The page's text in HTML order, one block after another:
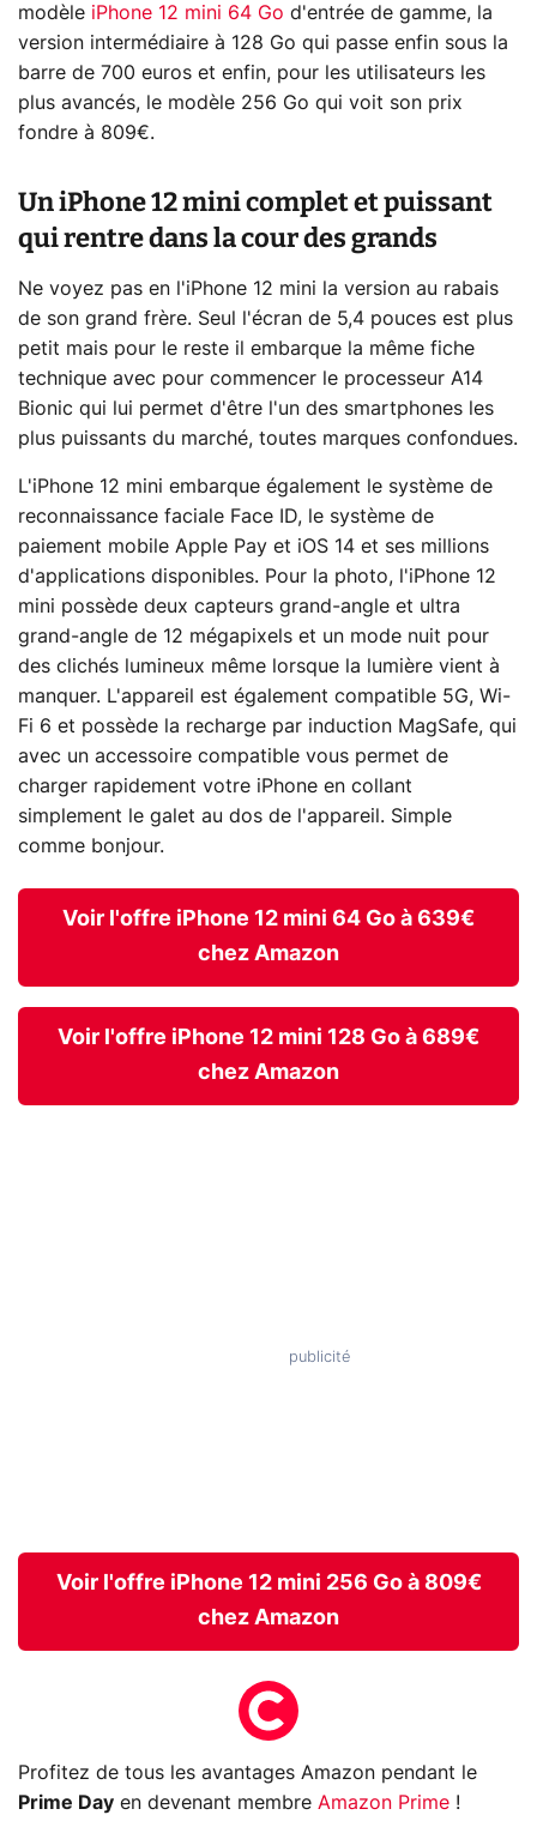
modèle iPhone 12 mini 64 Go d'entrée de gamme, la
version intermédiaire à 128 Go qui passe enfin sous la
barre de 700 euros et enfin, pour les utilisateurs les
plus avancés, le modèle 256 Go qui voit son prix
fondre à 809€.
Un iPhone 12 mini complet et puissant
qui rentre dans la cour des grands
Ne voyez pas en l'iPhone 12 mini la version au rabais
de son grand frère. Seul l'écran de 5,4 pouces est plus
petit mais pour le reste il embarque la même fiche
technique avec pour commencer le processeur A14
Bionic qui lui permet d'être l'un des smartphones les
plus puissants du marché, toutes marques confondues.
L'iPhone 12 mini embarque également le système de
reconnaissance faciale Face ID, le système de
paiement mobile Apple Pay et iOS 14 et ses millions
d'applications disponibles. Pour la photo, l'iPhone 12
mini possède deux capteurs grand-angle et ultra
grand-angle de 12 mégapixels et un mode nuit pour
des clichés lumineux même lorsque la lumière vient à
manquer. L'appareil est également compatible 5G, Wi-
Fi 6 et possède la recharge par induction MagSafe, qui
avec un accessoire compatible vous permet de
charger rapidement votre iPhone en collant
simplement le galet au dos de l'appareil. Simple
comme bonjour.
Voir l'offre iPhone 12 mini 64 Go à 639€
chez Amazon
Voir l'offre iPhone 12 mini 128 Go à 689€
chez Amazon
Voir l'offre iPhone 12 mini 256 Go à 809€
chez Amazon
Profitez de tous les avantages Amazon pendant le
Prime Day en devenant membre Amazon Prime !